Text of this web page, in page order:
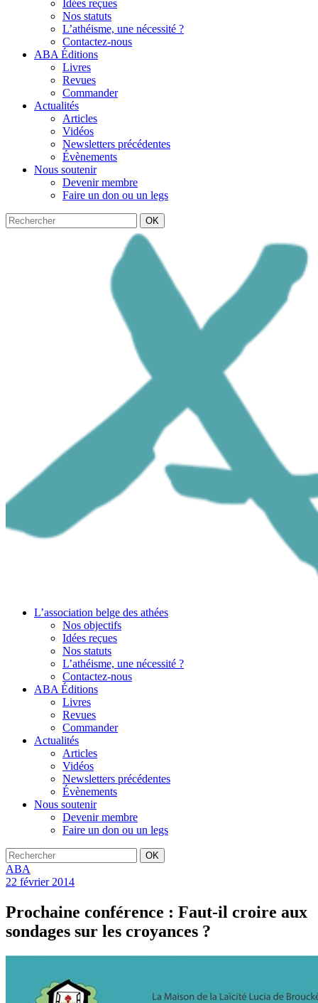
Idées reçues
Nos statuts
L’athéisme, une nécessité ?
Contactez-nous
ABA Éditions
Livres
Revues
Commander
Actualités
Articles
Vidéos
Newsletters précédentes
Évènements
Nous soutenir
Devenir membre
Faire un don ou un legs
OK
L’association belge des athées
Nos objectifs
Idées reçues
Nos statuts
L’athéisme, une nécessité ?
Contactez-nous
ABA Éditions
Livres
Revues
Commander
Actualités
Articles
Vidéos
Newsletters précédentes
Évènements
Nous soutenir
Devenir membre
Faire un don ou un legs
OK
ABA
22 février 2014
Prochaine conférence : Faut-il croire aux
sondages sur les croyances ?